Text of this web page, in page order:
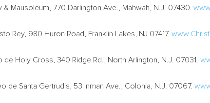
Mausoleum, 770 Darlington Ave., Mahwah, N.J. 07430.
Rey, 980 Huron Road, Franklin Lakes, NJ 07417.
de Holy Cross , 340 Ridge Rd., North Arlington, N.J. 07031.
de Santa Gertrudis , 53 Inman Ave., Colonia, N.J. 07067.